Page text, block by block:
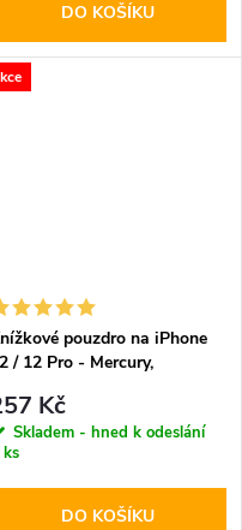
DO KOŠÍKU
pouzdro na iPhone
/ 12 Pro - Mercury,
Kč
Skladem - hned k odeslání
DO KOŠÍKU